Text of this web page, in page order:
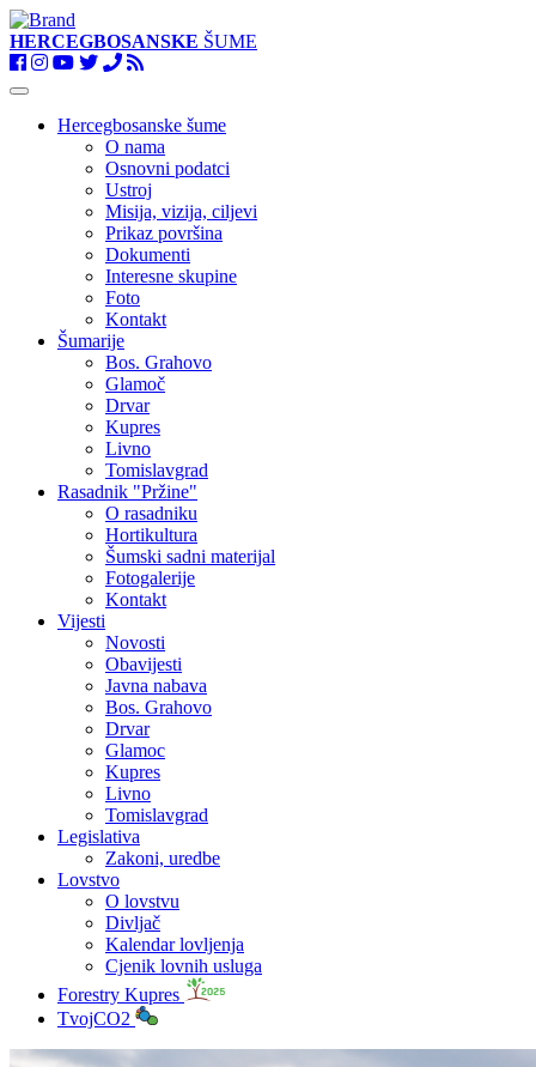
HERCEGBOSANSKE ŠUME
Toggle
navigationHercegbosanske šume
O nama
Osnovni podatci
Ustroj
Misija, vizija, ciljevi
Prikaz površina
Dokumenti
Interesne skupine
Foto
Kontakt
Šumarije
Bos. Grahovo
Glamoč
Drvar
Kupres
Livno
Tomislavgrad
Rasadnik "Pržine"
O rasadniku
Hortikultura
Šumski sadni materijal
Fotogalerije
Kontakt
Vijesti
Novosti
Obavijesti
Javna nabava
Bos. Grahovo
Drvar
Glamoc
Kupres
Livno
Tomislavgrad
Legislativa
Zakoni, uredbe
Lovstvo
O lovstvu
Divljač
Kalendar lovljenja
Cjenik lovnih usluga
Forestry Kupres
TvojCO2